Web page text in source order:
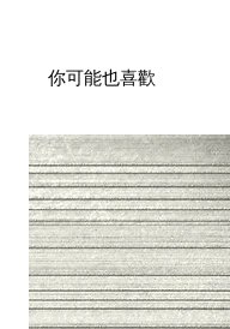
你可能也喜歡